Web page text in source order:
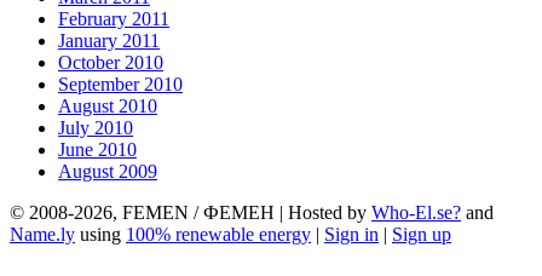
February 2011
January 2011
October 2010
September 2010
August 2010
July 2010
June 2010
August 2009
© 2008-2026, FEMEN / ФЕМЕН | Hosted by Who-El.se? and
Name.ly using 100% renewable energy | Sign in | Sign up